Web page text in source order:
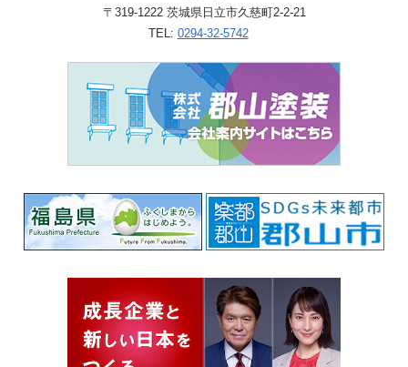
〒319-1222 茨城県日立市久慈町2-2-21
TEL: 0294-32-5742